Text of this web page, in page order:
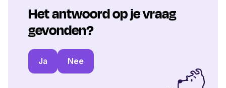
Het antwoord op je vraag
gevonden?
Ja Nee